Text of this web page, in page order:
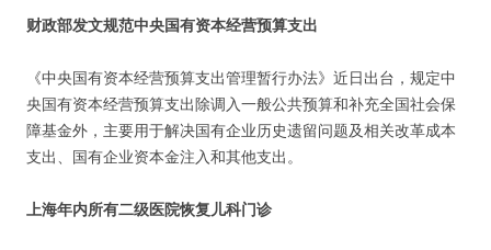
财政部发文规范中央国有资本经营预算支出
《中央国有资本经营预算支出管理暂行办法》近日出台，规定中
央国有资本经营预算支出除调入一般公共预算和补充全国社会保
障基金外，主要用于解决国有企业历史遗留问题及相关改革成本
支出、国有企业资本金注入和其他支出。
上海年内所有二级医院恢复儿科门诊